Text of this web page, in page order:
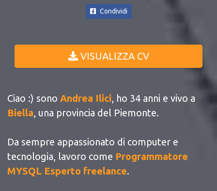
Condividi
VISUALIZZA CV
Ciao :) sono Andrea Ilici, ho 34 anni e vivo a
Biella, una provincia del Piemonte.
Da sempre appassionato di computer e
tecnologia, lavoro come Programmatore
MYSQL Esperto freelance.